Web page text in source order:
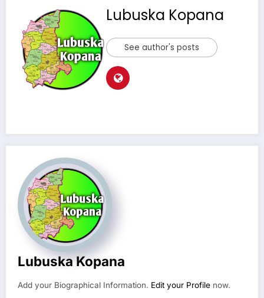
Lubuska Kopana
See author's posts
Lubuska Kopana
Add your Biographical Information. Edit your Profile now.